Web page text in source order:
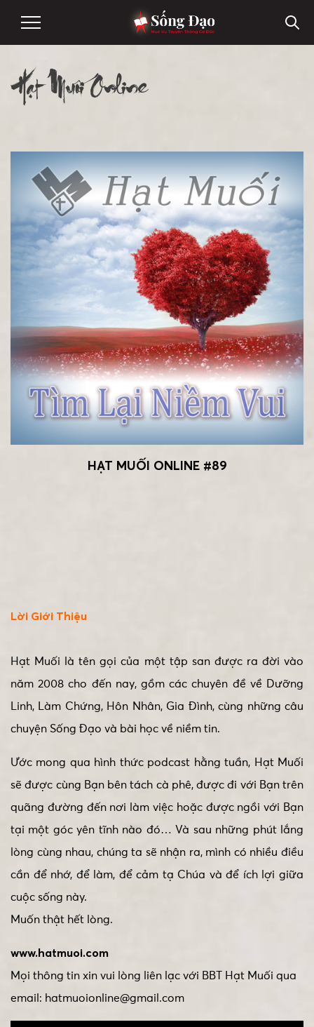
Hạt Muối Online
HẠT MUỐI ONLINE #89
Lời Giới Thiệu
Hạt Muối là tên gọi của một tập san được ra đời vào
năm 2008 cho đến nay, gồm các chuyên đề về Dưỡng
Linh, Làm Chứng, Hôn Nhân, Gia Đình, cùng những câu
chuyện Sống Đạo và bài học về niềm tin.
Ước mong qua hình thức podcast hằng tuần, Hạt Muối
sẽ được cùng Bạn bên tách cà phê, được đi với Bạn trên
quãng đường đến nơi làm việc hoặc được ngồi với Bạn
tại một góc yên tĩnh nào đó… Và sau những phút lắng
lòng cùng nhau, chúng ta sẽ nhận ra, mình có nhiều điều
cần để nhớ, để làm, để cảm tạ Chúa và để ích lợi giữa
cuộc sống này.
Muốn thật hết lòng.
www.hatmuoi.com
Mọi thông tin xin vui lòng liên lạc với BBT Hạt Muối qua
email: hatmuoionline@gmail.com